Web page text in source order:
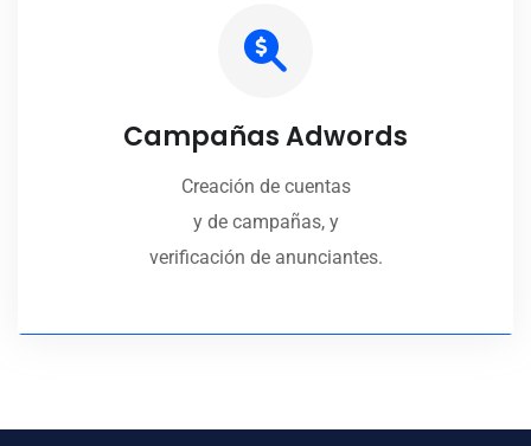
Campañas Adwords
Creación de cuentas
y de campañas, y
verificación de anunciantes.